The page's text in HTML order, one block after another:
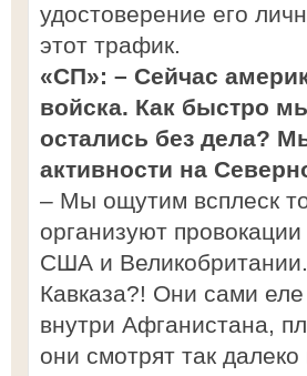
удостоверение его
этот трафик.
«СП»: – Сейчас
войска. Как быстро
остались без дела?
активности на
– Мы ощутим всплеск
организуют
США и
Кавказа?! Они сами
внутри Афганистана,
они смотрят так